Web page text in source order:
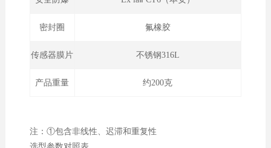
密封圈 氟橡胶
传感器膜片 不锈钢316L
产品重量 约200克
注：①包含非线性、迟滞和重复性